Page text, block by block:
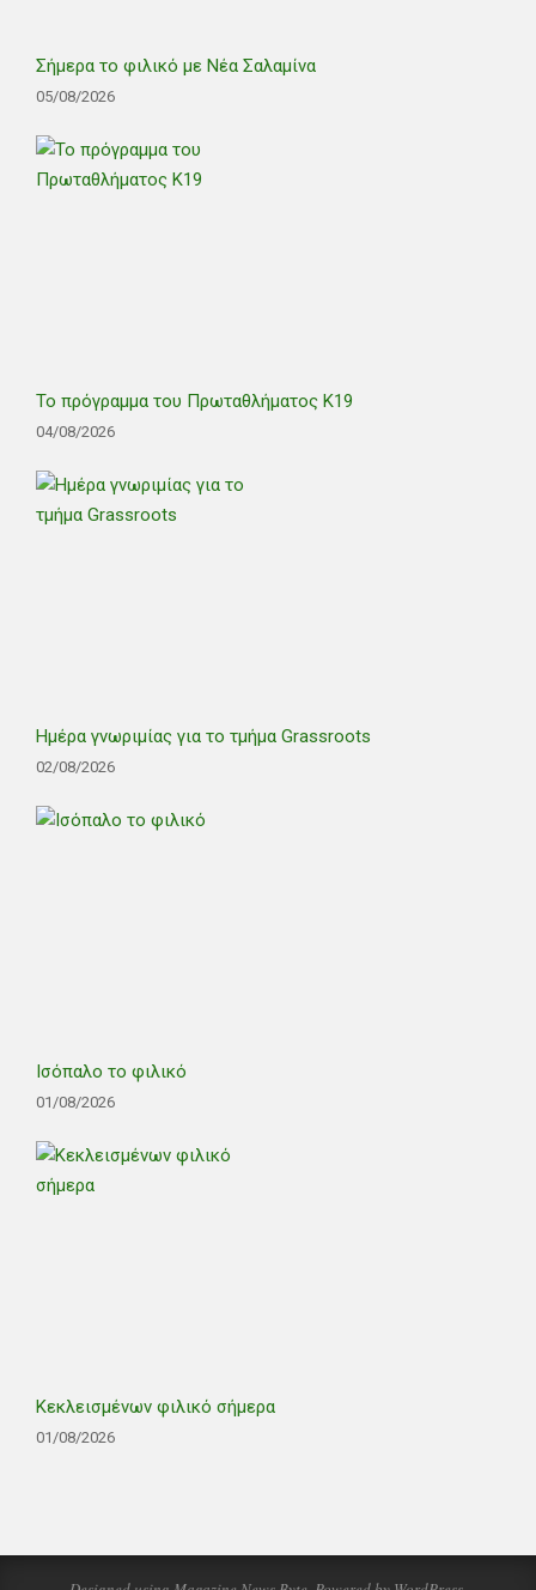
Σήμερα το φιλικό με Νέα Σαλαμίνα
05/08/2026
Το πρόγραμμα του Πρωταθλήματος Κ19
04/08/2026
Ημέρα γνωριμίας για το τμήμα Grassroots
02/08/2026
Ισόπαλο το φιλικό
01/08/2026
Κεκλεισμένων φιλικό σήμερα
01/08/2026